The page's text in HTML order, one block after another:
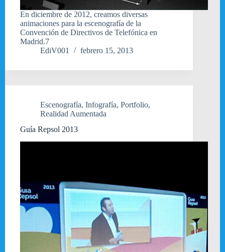
En diciembre de 2012, creamos diversas
animaciones para la escenografía de la
Convención de Directivos de Telefónica en
Madrid.7
EdiV001
febrero 15, 2013
Escenografía, Infografía, Portfolio,
Realidad Aumentada
Guía Repsol 2013